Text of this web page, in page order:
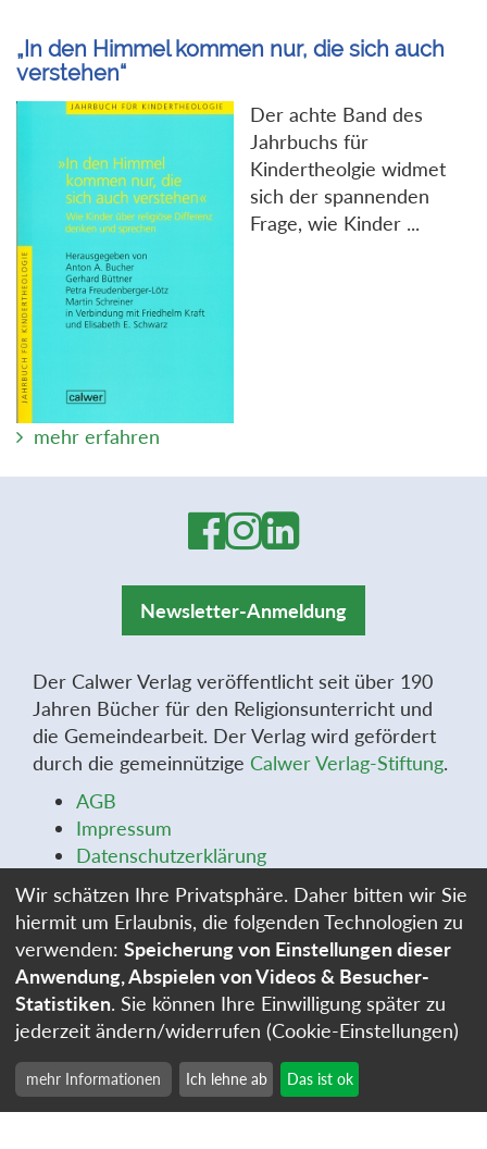
„In den Himmel kommen nur, die sich auch
verstehen“
Der achte Band des
Jahrbuchs für
Kindertheolgie widmet
sich der spannenden
Frage, wie Kinder ...
mehr erfahren
Newsletter-Anmeldung
Der Calwer Verlag veröffentlicht seit über 190
Jahren Bücher für den Religionsunterricht und
die Gemeindearbeit. Der Verlag wird gefördert
durch die gemeinnützige Calwer Verlag-Stiftung.
AGB
Impressum
Datenschutzerklärung
Widerrufsbelehrung
Widerrufsformular
Stellenangebote
Cookie-Einstellungen
Wir schätzen Ihre Privatsphäre. Daher bitten wir Sie
hiermit um Erlaubnis, die folgenden Technologien zu
verwenden: Speicherung von Einstellungen dieser
Anwendung, Abspielen von Videos & Besucher-
Statistiken. Sie können Ihre Einwilligung später zu
jederzeit ändern/widerrufen (Cookie-Einstellungen)
mehr Informationen Ich lehne ab Das ist ok